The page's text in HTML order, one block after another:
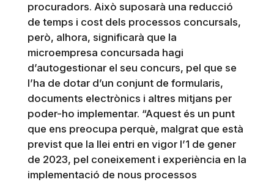
procuradors. Això suposarà una reducció
de temps i cost dels processos concursals,
però, alhora, significarà que la
microempresa concursada hagi
d’autogestionar el seu concurs, pel que se
l’ha de dotar d’un conjunt de formularis,
documents electrònics i altres mitjans per
poder-ho implementar. “Aquest és un punt
que ens preocupa perquè, malgrat que està
previst que la llei entri en vigor l’1 de gener
de 2023, pel coneixement i experiència en la
implementació de nous processos